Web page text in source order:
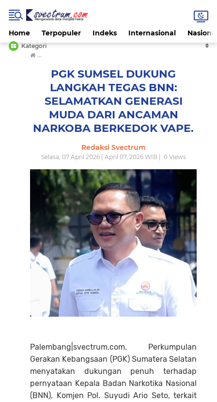
Home Terpopuler Indeks Internasional
Kategori
›
PGK SUMSEL DUKUNG
LANGKAH TEGAS BNN:
SELAMATKAN GENERASI
MUDA DARI ANCAMAN
NARKOBA BERKEDOK VAPE.
Redaksi Svectrum
Selasa, 07 April 2026 | April 07, 2026 WIB | 0Views
Palembang|svectrum.com. Perkumpulan
Gerakan Kebangsaan (PGK) Sumatera Selatan
menyatakan dukungan penuh terhadap
pernyataan Kepala Badan Narkotika Nasional
(BNN), Komjen Pol. Suyudi Ario Seto, terkait